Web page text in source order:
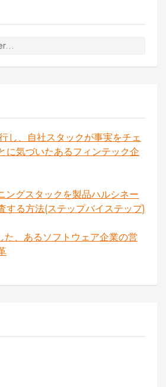
し、自社スタックが事実をチェ
に気づいたあるフィンテック企
ングスタックを製品ハルシネー
する方法(ステップバイステップ)
た、あるソフトウェア企業の営